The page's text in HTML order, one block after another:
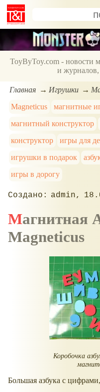
ToyByToy.com - новости
и журналов,
Главная Игрушки
Magneticus
магнитные
магнитный конструктор
конструктор
игры для
игрушки в подарок
игры в дорогу
admin
Магнитная Азбука,
Magneticus
Коробочка
Большая азбука с